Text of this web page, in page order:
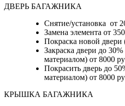
ДВЕРЬ БАГАЖНИКА
Снятие/установка от
Замена элемента от
Покраска новой двери
Закраска двери до
материалом) от 8000
Покрасить дверь до
материалом) от 8000
КРЫШКА БАГАЖНИКА